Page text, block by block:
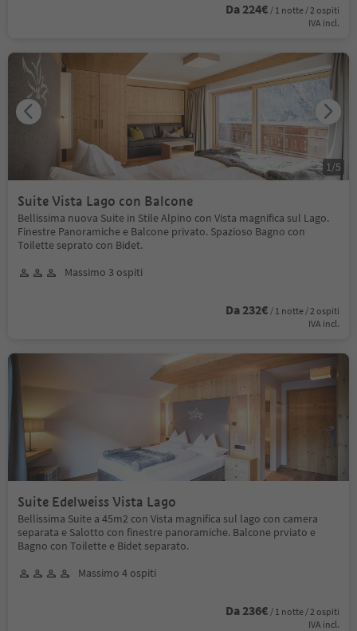
Da 224€ / 1 notte / 2 ospiti
IVA incl.
Suite Vista Lago con Balcone
Bellissima nuova Suite in Stile Alpino con Vista magnifica sul Lago.
Finestre Panoramiche e Balcone privato. Spazioso Bagno con
Toilette seprato con Bidet.
Massimo 3 ospiti
Da 232€ / 1 notte / 2 ospiti
IVA incl.
1/5
Suite Edelweiss Vista Lago
Bellissima Suite a 45m2 con Vista magnifica sul lago con camera
separata e Salotto con finestre panoramiche. Balcone prviato e
Bagno con Toilette e Bidet separato.
Massimo 4 ospiti
Da 236€ / 1 notte / 2 ospiti
IVA incl.